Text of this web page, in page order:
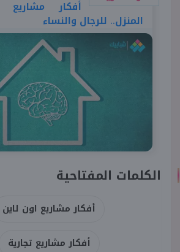
أفكار
المنزل.. للرجال والنساء
الكلمات المفتاحية
أفكار مشاريع اون لاين
أفكار مشاريع تجارية